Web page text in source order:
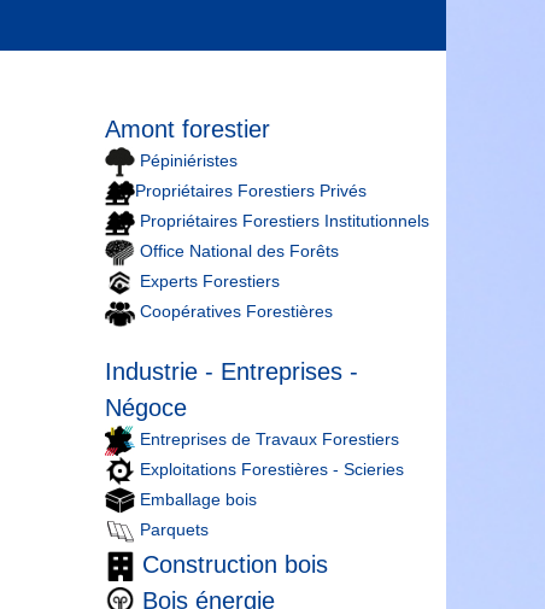
Amont forestier
Pépiniéristes
Propriétaires Forestiers Privés
Propriétaires Forestiers Institutionnels
Office National des Forêts
Experts Forestiers
Coopératives Forestières
Industrie - Entreprises -
Négoce
Entreprises de Travaux Forestiers
Exploitations Forestières - Scieries
Emballage bois
Parquets
Construction bois
Bois énergie